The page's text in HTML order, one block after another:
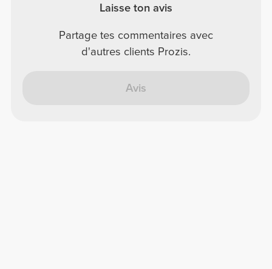
Laisse ton avis
Partage tes commentaires avec
d'autres clients Prozis.
Avis